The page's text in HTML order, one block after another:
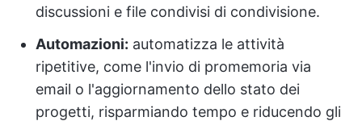
discussioni e file condivisi di condivisione.
Automazioni: automatizza le attività
ripetitive, come l'invio di promemoria via
email o l'aggiornamento dello stato dei
progetti, risparmiando tempo e riducendo gli